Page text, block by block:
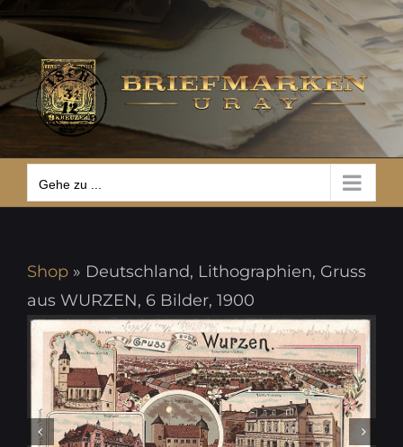
Zum
Inhalt
springen
Gehe zu ...
Gehe zu ...
Shop » Deutschland, Lithographien, Gruss
aus WURZEN, 6 Bilder, 1900